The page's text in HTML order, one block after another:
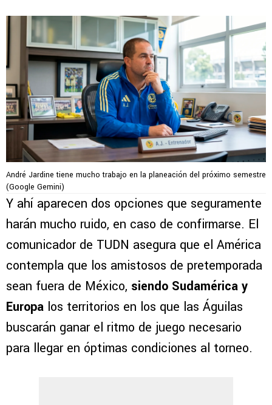
André Jardine tiene mucho trabajo en la planeación del próximo semestre
(Google Gemini)
Y ahí aparecen dos opciones que seguramente
harán mucho ruido, en caso de confirmarse. El
comunicador de TUDN asegura que el América
contempla que los amistosos de pretemporada
sean fuera de México, siendo Sudamérica y
Europa los territorios en los que las Águilas
buscarán ganar el ritmo de juego necesario
para llegar en óptimas condiciones al torneo.